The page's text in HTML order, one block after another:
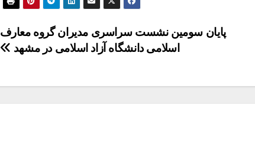
پایان سومین نشست سراسری مدیران گروه معارف
اسلامی دانشگاه آزاد اسلامی در مشهد